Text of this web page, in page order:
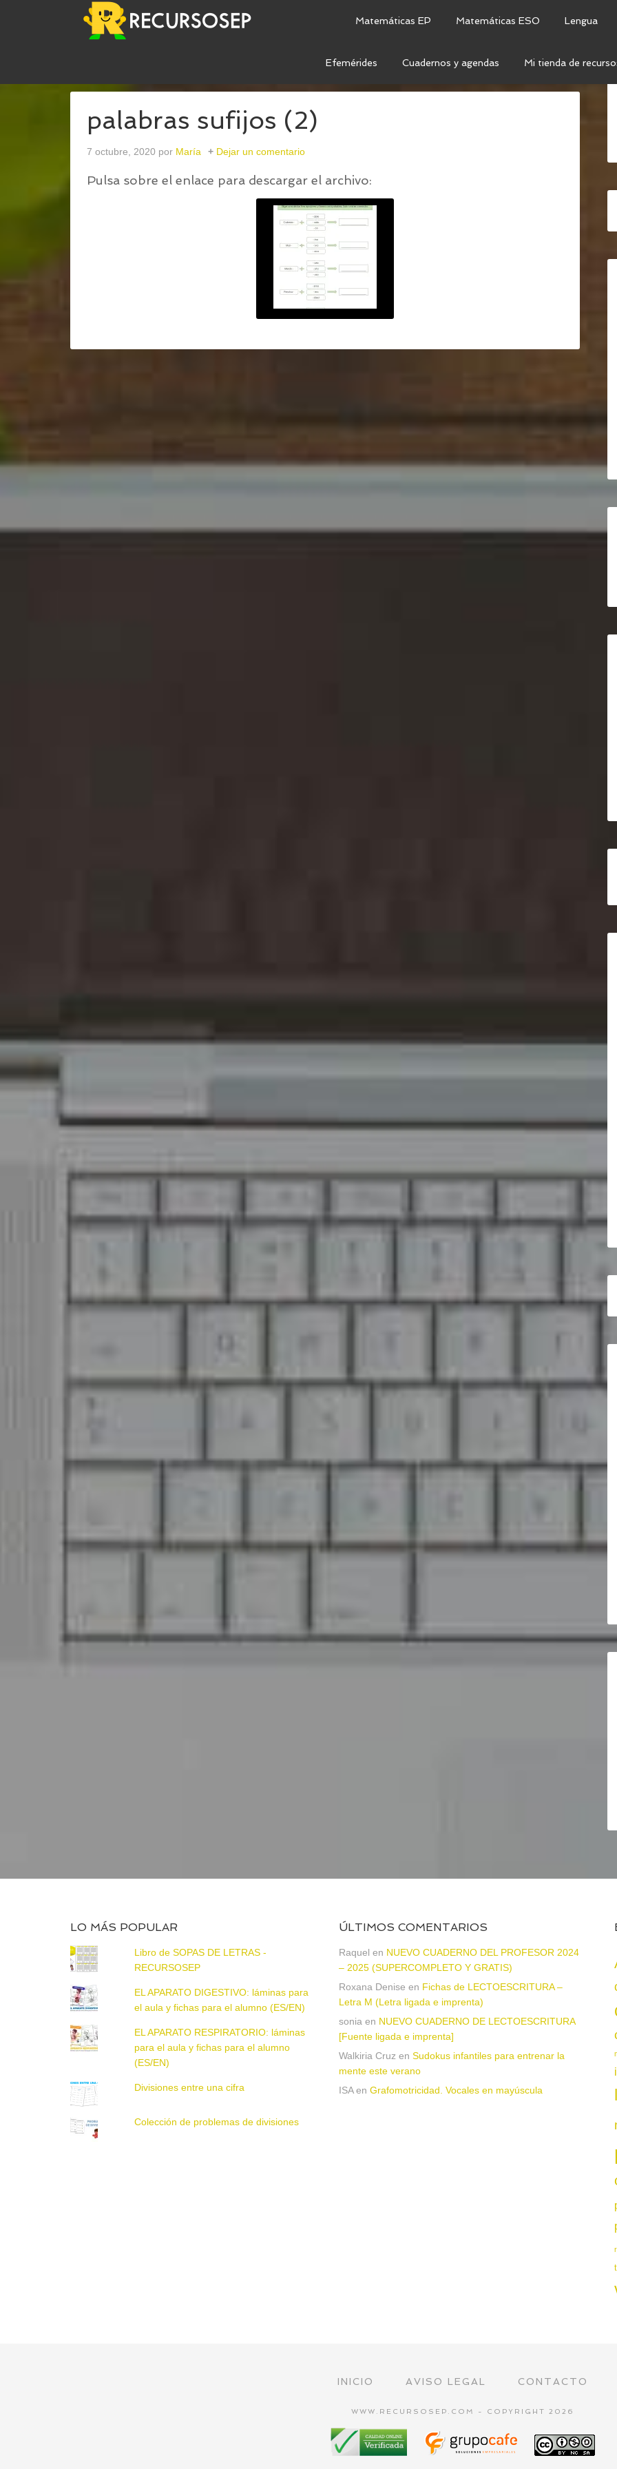
Matemáticas EP Matemáticas ESO Lengua
Efemérides Cuadernos y agendas Mi tienda de
PALABRAS SUFIJOS (2)
palabras sufijos (2)
7 octubre, 2020 por María Dejar un comentario
Pulsa sobre el enlace para descargar el archivo:
LO MÁS POPULAR
Libro de SOPAS DE LETRAS -
RECURSOSEP
EL APARATO DIGESTIVO: láminas para
el aula y fichas para el alumno (ES/EN)
EL APARATO RESPIRATORIO: láminas
para el aula y fichas para el alumno
(ES/EN)
Divisiones entre una cifra
Colección de problemas de divisiones
ÚLTIMOS COMENTARIOS
Raquel en NUEVO CUADERNO DEL PROFESOR 2024
– 2025 (SUPERCOMPLETO Y GRATIS)
Roxana Denise en Fichas de LECTOESCRITURA –
Letra M (Letra ligada e imprenta)
sonia en NUEVO CUADERNO DE LECTOESCRITURA
[Fuente ligada e imprenta]
Walkiria Cruz en Sudokus infantiles para entrenar la
mente este verano
ISAen Grafomotricidad. Vocales en mayúscula
INICIO AVISO LEGAL CONTACTO
WWW.RECURSOSEP.COM - COPYRIGHT 2026